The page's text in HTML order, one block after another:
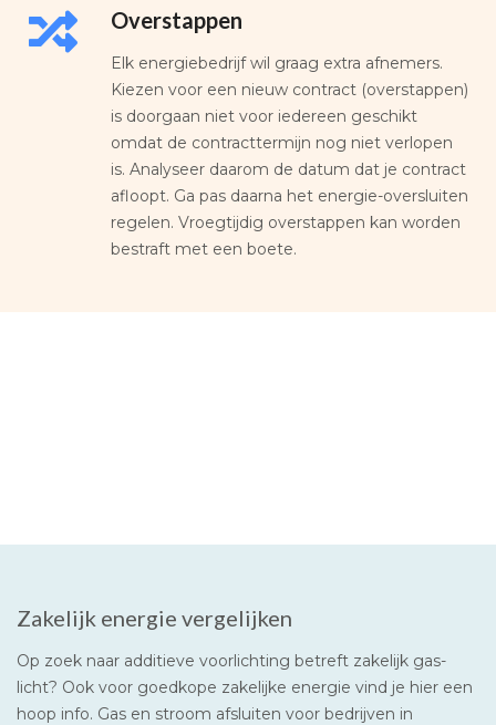
Overstappen
Elk energiebedrijf wil graag extra afnemers.
Kiezen voor een nieuw contract (overstappen)
is doorgaan niet voor iedereen geschikt
omdat de contracttermijn nog niet verlopen
is. Analyseer daarom de datum dat je contract
afloopt. Ga pas daarna het energie-oversluiten
regelen. Vroegtijdig overstappen kan worden
bestraft met een boete.
Zakelijk energie vergelijken
Op zoek naar additieve voorlichting betreft zakelijk gas-
licht? Ook voor goedkope zakelijke energie vind je hier een
hoop info. Gas en stroom afsluiten voor bedrijven in